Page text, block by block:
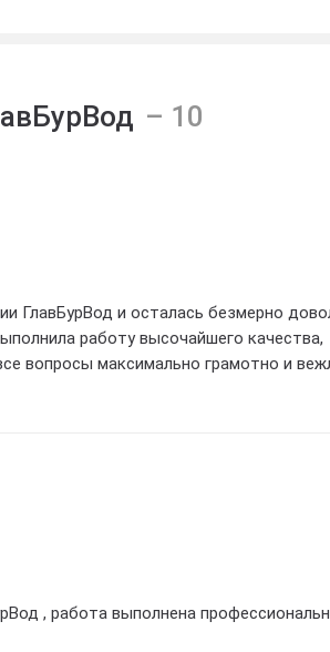
ГлавБурВод и осталась безмерно
работу высочайшего качества,
вопросы максимально грамотно и
, работа выполнена